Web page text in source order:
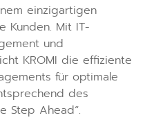
einzigartigen
Kunden. Mit IT-
und
KROMI die effiziente
für optimale
des
Step Ahead“.